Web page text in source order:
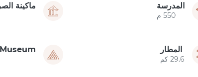
المدرسة
550 م
ماكينة
المطار
29.6 كم